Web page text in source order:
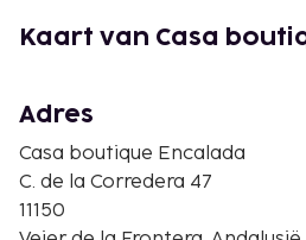
Fundación NMAC - 7,2 km
Tajo Tower Trail - 11,6 km
Torre de Meca - 12,4 km
Playa de la Yerbabuena - 13,2
Golf van Cádiz - 13,6 km
Playa de El Palmar - 14,6 km
Kaart van Casa
Adres
Casa boutique Encalada
C. de la Corredera 47
11150